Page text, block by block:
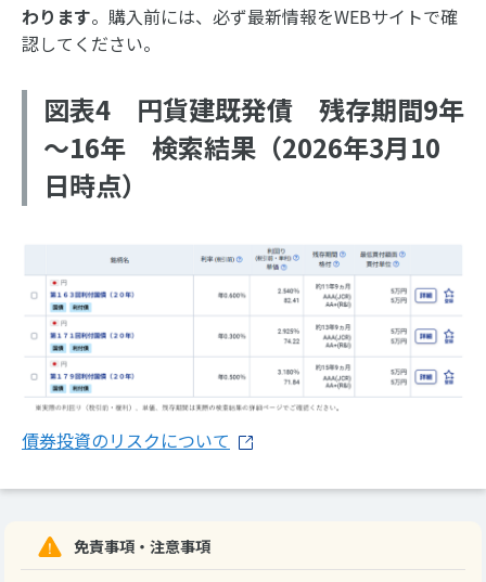
わります。購入前には、必ず最新情報をWEBサイトで確
認してください。
図表4 円貨建既発債 残存期間9年
～16年 検索結果（2026年3月10
日時点）
債​券​投​資​の​リ​ス​ク​に​つ​い​て​
免責事項・注意事項